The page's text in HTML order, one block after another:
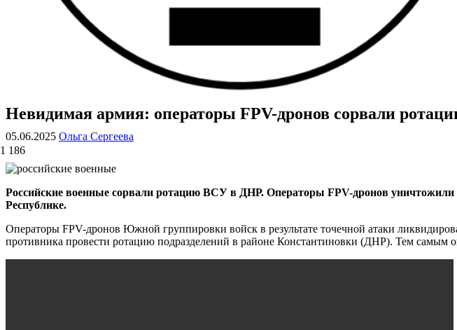
ВОЕННЫЕ СТРАНИЦЫ
СТАТЬИ ВОЕННОЙ ТЕМАТИКИ
Невидимая армия: операторы FPV-дронов сорвали
05.06.2025 Ольга Сергеева
1 186
Российские военные сорвали ротацию ВСУ в ДНР. Операторы FPV-дронов
Республике.
Операторы FPV-дронов Южной группировки войск в результате точечной атаки
противника провести ротацию подразделений в районе Константиновки (ДНР). Тем